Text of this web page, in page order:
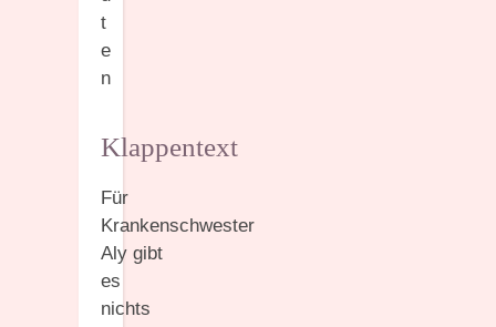
t
e
n
Klappentext
Für
Krankenschwester
Aly gibt
es
nichts